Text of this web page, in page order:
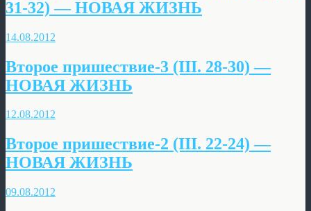
31-32) — НОВАЯ ЖИЗНЬ
14.08.2012
Второе пришествие-3 (III. 28-30) —
НОВАЯ ЖИЗНЬ
12.08.2012
Второе пришествие-2 (III. 22-24) —
НОВАЯ ЖИЗНЬ
09.08.2012